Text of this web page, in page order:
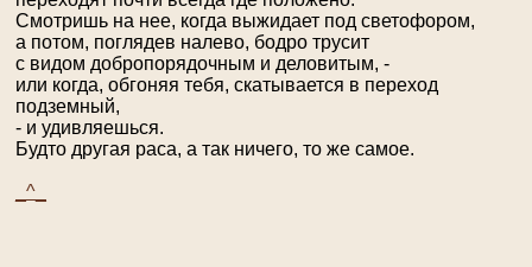
Смотришь на нее, когда выжидает под светофором,
а потом, поглядев налево, бодро трусит
с видом добропорядочным и деловитым, -
или когда, обгоняя тебя, скатывается в переход
подземный,
- и удивляешься.
Будто другая раса, а так ничего, то же самое.
_^_